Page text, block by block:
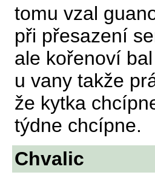
tomu vzal
při přesazení
ale kořenoví
u vany takže
že kytka
týdne chcípne.
Chvalic